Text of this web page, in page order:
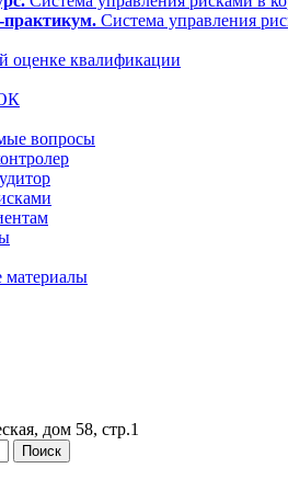
Система управления
оценке квалификации
вопросы
материалы
дом 58, стр.1